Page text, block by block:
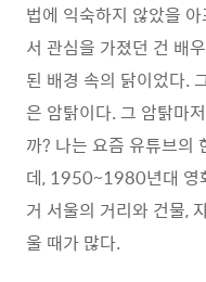
법에 익숙하지 않았을
서 관심을 가졌던 건 배
된 배경 속의 닭이었다.
은 암탉이다. 그 암탉마
까? 나는 요즘 유튜브의
데, 1950~1980년대 영
거 서울의 거리와 건물,
울 때가 많다.